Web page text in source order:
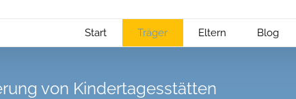
Start Träger Eltern Blog
von Kindertagesstätten